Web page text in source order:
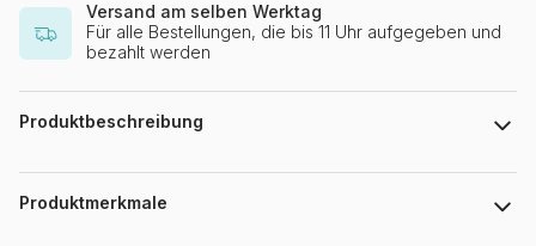
Versand am selben Werktag
Für alle Bestellungen, die bis 11 Uhr aufgegeben und
bezahlt werden
Produktbeschreibung
David Ward
Produktmerkmale